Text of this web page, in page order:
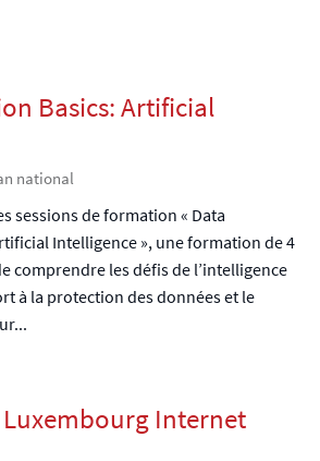
Basics: Artificial
national
sessions de formation « Data
Intelligence », une formation de 4
comprendre les défis de l’intelligence
à la protection des données et le
Luxembourg Internet